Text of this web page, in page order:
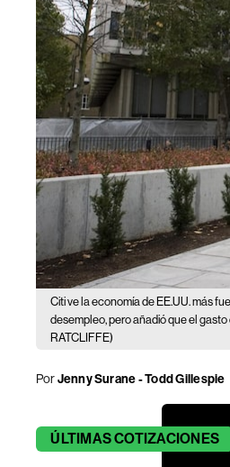
Citi ve la economía de EE.UU. más
desempleo, pero añadió que el
RATCLIFFE)
PorJenny Surane - Todd Gillespie
ÚLTIMASCOTIZACIONES